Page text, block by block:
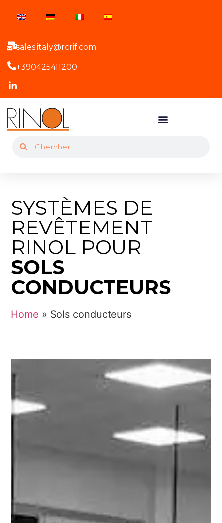
sales.italy@rcrif.com
+390425411200
SYSTÈMES DE
REVÊTEMENT
RINOL POUR
SOLS
CONDUCTEURS
Home » Sols conducteurs